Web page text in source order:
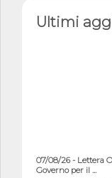
Ultimi
07/08/26 - Lettera
Governo per il ...